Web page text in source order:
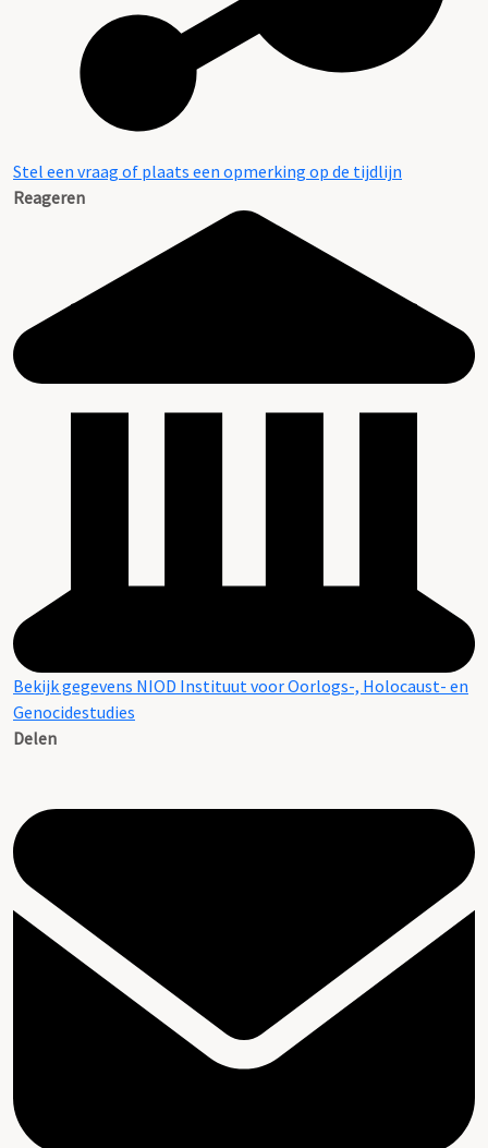
Stel een vraag of plaats een opmerking op de tijdlijn
Reageren
Bekijk gegevens NIOD Instituut voor Oorlogs-, Holocaust- en
Genocidestudies
Delen